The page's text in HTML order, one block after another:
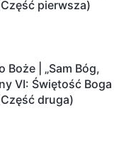
pierwsza)
Boże | „Sam Bóg,
VI: Świętość Boga
druga)